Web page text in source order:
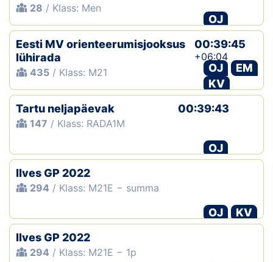
28 / Klass: Men
OJ
Eesti MV orienteerumisjooksus
lühirada
435 / Klass: M21
00:39:45
+06:04
OJ
EM
KV
Tartu neljapäevak
147 / Klass: RADA1M
00:39:43
OJ
Ilves GP 2022
294 / Klass: M21E − summa
OJ
KV
Ilves GP 2022
294 / Klass: M21E − 1p